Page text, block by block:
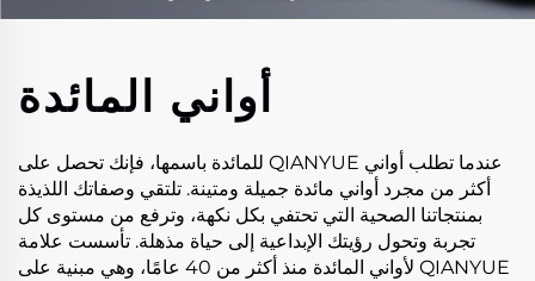
أواني المائدة
عندما تطلب أواني QIANYUE للمائدة باسمها، فإنك تحصل على
أكثر من مجرد أواني مائدة جميلة ومتينة. تلتقي وصفاتك اللذيذة
بمنتجاتنا الصحية التي تحتفي بكل نكهة، وترفع من مستوى كل
تجربة وتحول رؤيتك الإبداعية إلى حياة مذهلة. تأسست علامة
QIANYUE لأواني المائدة منذ أكثر من 40 عامًا، وهي مبنية على